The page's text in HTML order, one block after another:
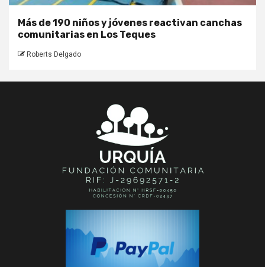
Más de 190 niños y jóvenes reactivan canchas
comunitarias en Los Teques
Roberts Delgado